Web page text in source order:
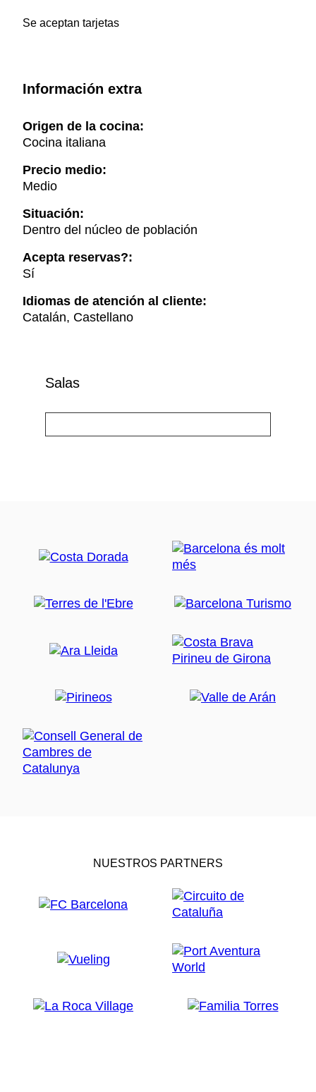
Se aceptan tarjetas
Información extra
Origen de la cocina:
Cocina italiana
Precio medio:
Medio
Situación:
Dentro del núcleo de población
Acepta reservas?:
Sí
Idiomas de atención al cliente:
Catalán, Castellano
Salas
NUESTROS PARTNERS